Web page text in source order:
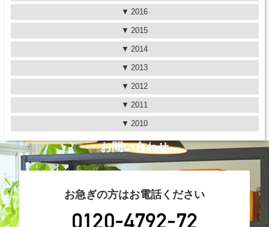
2016
2015
2014
2013
2012
2011
2010
お問い合わせ
お急ぎの方はお電話ください